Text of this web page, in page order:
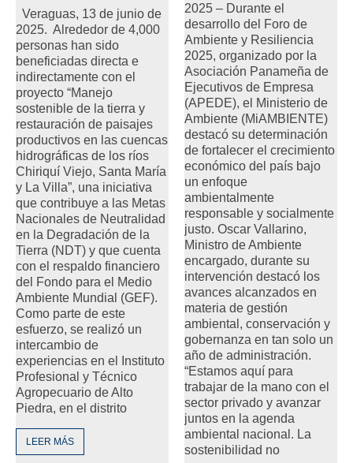
Veraguas, 13 de junio de
2025. Alrededor de 4,000
personas han sido
beneficiadas directa e
indirectamente con el
proyecto “Manejo
sostenible de la tierra y
restauración de paisajes
productivos en las cuencas
hidrográficas de los ríos
Chiriquí Viejo, Santa María
y La Villa”, una iniciativa
que contribuye a las Metas
Nacionales de Neutralidad
en la Degradación de la
Tierra (NDT) y que cuenta
con el respaldo financiero
del Fondo para el Medio
Ambiente Mundial (GEF).
Como parte de este
esfuerzo, se realizó un
intercambio de
experiencias en el Instituto
Profesional y Técnico
Agropecuario de Alto
Piedra, en el distrito
LEER MÁS
2025 – Durante el
desarrollo del Foro de
Ambiente y Resiliencia
2025, organizado por la
Asociación Panameña de
Ejecutivos de Empresa
(APEDE), el Ministerio de
Ambiente (MiAMBIENTE)
destacó su determinación
de fortalecer el crecimiento
económico del país bajo
un enfoque
ambientalmente
responsable y socialmente
justo. Oscar Vallarino,
Ministro de Ambiente
encargado, durante su
intervención destacó los
avances alcanzados en
materia de gestión
ambiental, conservación y
gobernanza en tan solo un
año de administración.
“Estamos aquí para
trabajar de la mano con el
sector privado y avanzar
juntos en la agenda
ambiental nacional. La
sostenibilidad no